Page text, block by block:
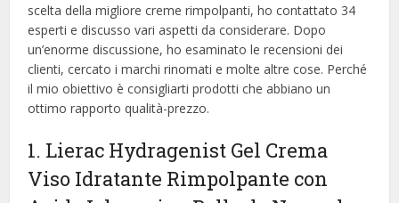
scelta della migliore creme rimpolpanti, ​​ho contattato 34
esperti e discusso vari aspetti da considerare. Dopo
un’enorme discussione, ho esaminato le recensioni dei
clienti, cercato i marchi rinomati e molte altre cose. Perché
il mio obiettivo è consigliarti prodotti che abbiano un
ottimo rapporto qualità-prezzo.
1. Lierac Hydragenist Gel Crema
Viso Idratante Rimpolpante con